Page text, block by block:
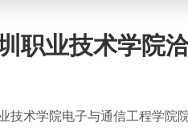
职业技术学院
技术学院电子与通信工程学院